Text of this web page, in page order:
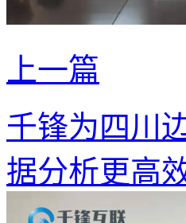
上一篇
千锋为四川
据分析更高